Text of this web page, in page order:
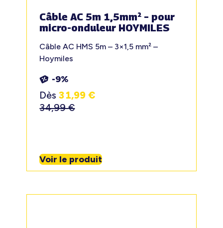
Câble AC 5m 1,5mm² – pour
micro-onduleur HOYMILES
Câble AC HMS 5m – 3×1,5 mm² –
Hoymiles
-9%
Dès 31,99€
34,99€
Voir le produit